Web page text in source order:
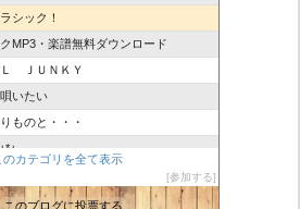
シック！
MP3・楽譜無料ダウンロード
Ｌ ＪＵＮＫＹ
いたい
ものと・・・
きます♪
のカテゴリを全て表示
参加する
このブログに投票する